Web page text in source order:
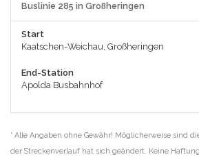
Buslinie 285 in Großheringen
Start
Kaatschen-Weichau, Großheringen
End-Station
Apolda Busbahnhof
* Alle Angaben ohne Gewähr! Möglicherweise sind
der Streckenverlauf hat sich geändert. Keine